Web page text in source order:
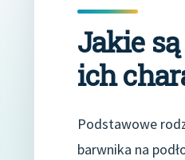
Jakie
ich
Podstawowe
barwnika na